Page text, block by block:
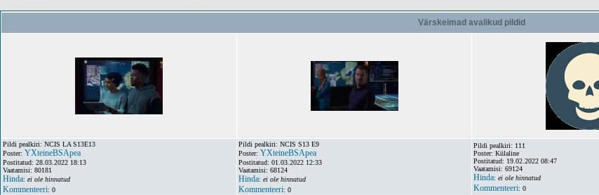
Värskeimad avalikud pildid
Pildi pealkiri: NCIS LA S13E13
Poster: YXteineBSApea
Postitatud: 28.03.2022 18:13
Vaatamisi: 80181
Hinda: ei ole hinnatud
Kommenteeri: 0
Pildi pealkiri: NCIS S13 E9
Poster: YXteineBSApea
Postitatud: 01.03.2022 12:33
Vaatamisi: 68124
Hinda: ei ole hinnatud
Kommenteeri: 0
Pildi pealkiri: 111
Poster: Külaline
Postitatud: 19.02.2022 08:47
Vaatamisi: 69124
Hinda: ei ole hinnatud
Kommenteeri: 0